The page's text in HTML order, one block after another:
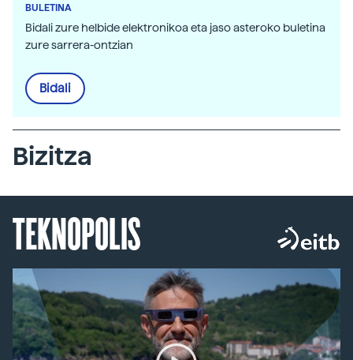
BULETINA
Bidali zure helbide elektronikoa eta jaso asteroko buletina
zure sarrera-ontzian
Bidali
Bizitza
TEKNOPOLIS